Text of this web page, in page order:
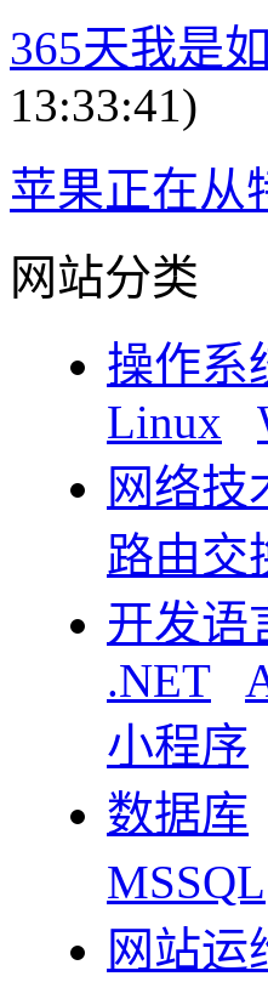
365天我是
13:33:41)
苹果正在从
网站分类
操作系
Linux
网络技
路由交
开发语
.NET
小程序
数据库
MSSQL
网站运